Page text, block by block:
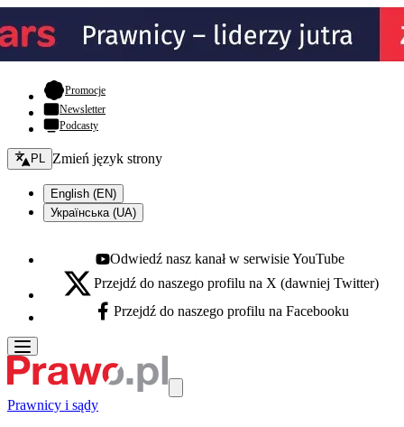
Promocje- otwiera się w nowej karcie
Newsletter
Podcasty
Zmień język - bieżący:
PL Zmień język strony
English (EN)
Українська (UA)
Youtube - otwiera się w nowej karcie
Odwiedź nasz kanał w serwisie YouTube
X - otwiera się w nowej karcie
Przejdź do naszego profilu na X (dawniej Twitter)
Facebook - otwiera się w nowej karcie
Przejdź do naszego profilu na Facebooku
Prawnicy i sądy